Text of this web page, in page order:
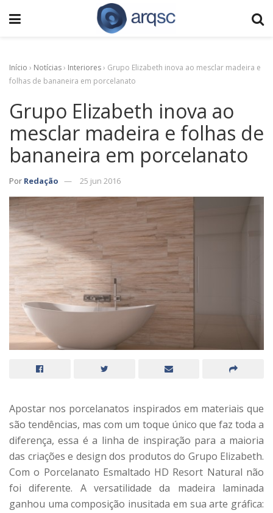
Início › Notícias› Interiores› Grupo Elizabeth inova ao mesclar madeira e
folhas de bananeira em porcelanato
Grupo Elizabeth inova ao
mesclar madeira e folhas de
bananeira em porcelanato
Por Redação 25 jun 2016
Apostar nos porcelanatos inspirados em materiais que
são tendências, mas com um toque único que faz toda a
diferença, essa é a linha de inspiração para a maioria
das criações e design dos produtos do Grupo Elizabeth.
Com o Porcelanato Esmaltado HD Resort Natural não
foi diferente. A versatilidade da madeira laminada
ganhou uma composição inusitada em sua arte gráfica: